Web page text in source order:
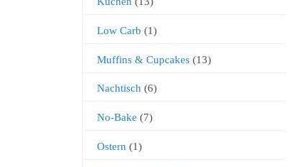
Low Carb (1)
Muffins & Cupcakes(13)
Nachtisch(6)
No-Bake (7)
Ostern (1)